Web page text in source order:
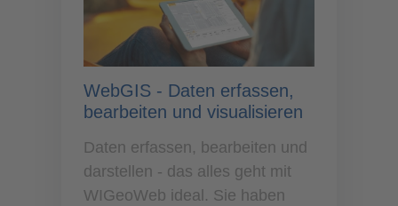
WebGIS - Daten erfassen,
bearbeiten und visualisieren
Daten erfassen, bearbeiten und
darstellen - das alles geht mit
WIGeoWeb ideal. Sie haben